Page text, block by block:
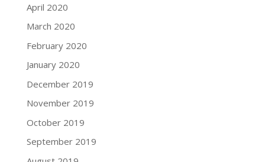
April 2020
March 2020
February 2020
January 2020
December 2019
November 2019
October 2019
September 2019